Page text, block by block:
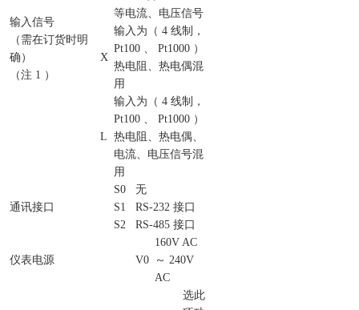
输入信号
（需在订货时明
确）
（注 1 ）
等电流、电压信号
X
输入为（ 4 线制，
Pt100 、 Pt1000 ）
热电阻、热电偶混
用
L
输入为（ 4 线制，
Pt100 、 Pt1000 ）
热电阻、热电偶、
电流、电压信号混
用
通讯接口
S0
无
S1
RS-232 接口
S2
RS-485 接口
仪表电源 V0
160V AC
～ 240V
AC
选此